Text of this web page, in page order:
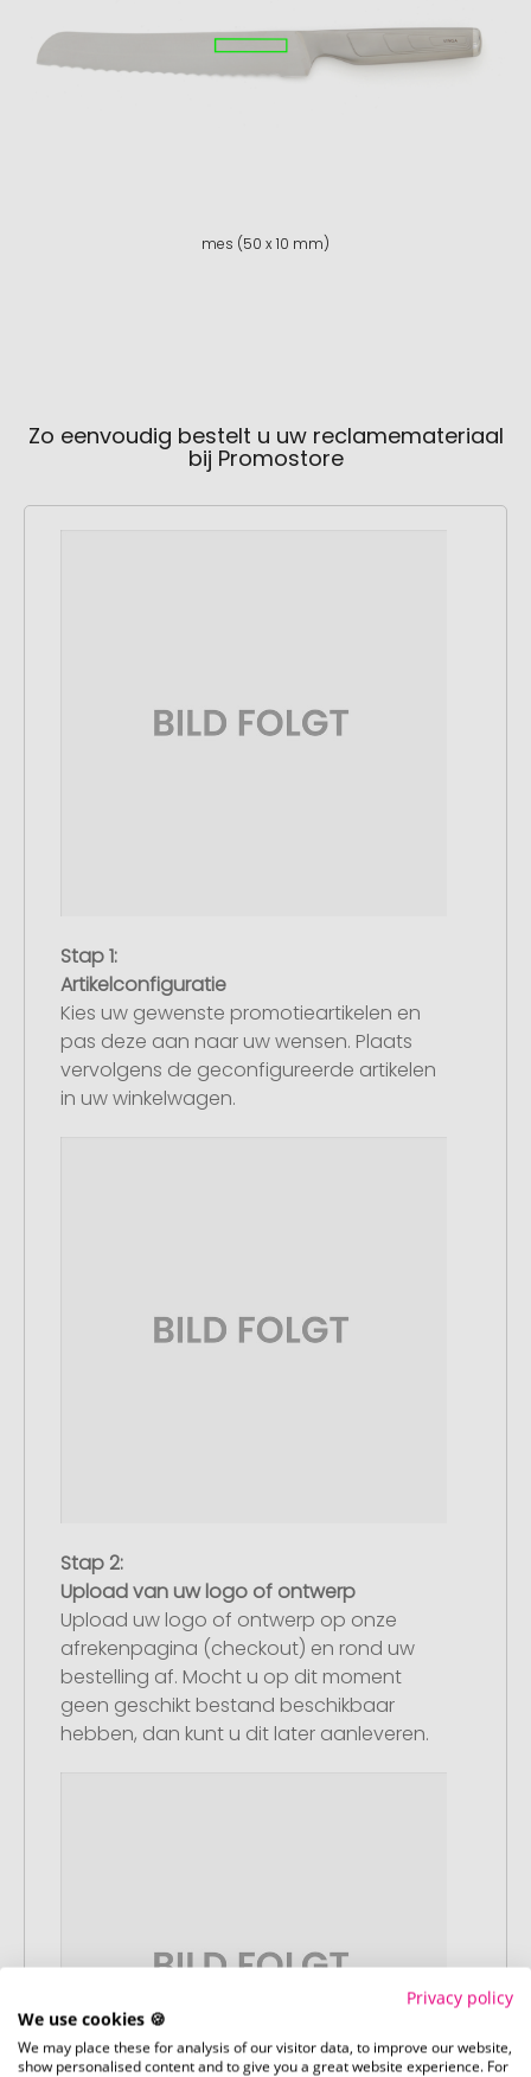
mes (50 x 10 mm)
Zo eenvoudig bestelt u uw reclamemateriaal
bij Promostore
Stap 1:
Artikelconfiguratie
Kies uw gewenste promotieartikelen en
pas deze aan naar uw wensen. Plaats
vervolgens de geconfigureerde artikelen
in uw winkelwagen.
Stap 2:
Upload van uw logo of ontwerp
Upload uw logo of ontwerp op onze
afrekenpagina (checkout) en rond uw
bestelling af. Mocht u op dit moment
geen geschikt bestand beschikbaar
hebben, dan kunt u dit later aanleveren.
Privacy policy
We use cookies 🍪
We may place these for analysis of our visitor data, to improve our website,
show personalised content and to give you a great website experience. For